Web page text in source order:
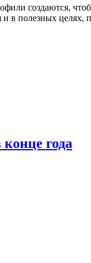
создаются,
в полезных целях,
года